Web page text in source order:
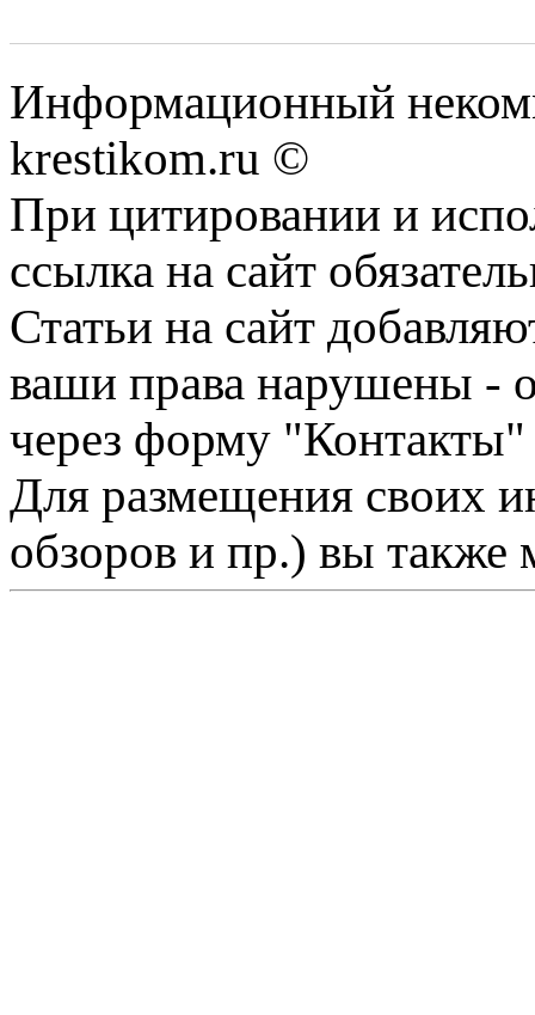
Информационный
krestikom.ru ©
При цитировании и
ссылка на сайт
Статьи на сайт
ваши права нарушены -
через форму "Контакты"
Для размещения своих
обзоров и пр.) вы также